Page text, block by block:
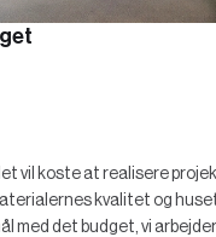
vil koste at realisere
kvalitet og
med det budget, vi